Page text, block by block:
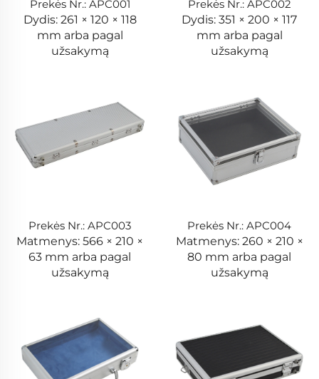
Prekės Nr.: APC001
Dydis: 261 × 120 × 118
mm arba pagal
užsakymą
Prekės Nr.: APC002
Dydis: 351 × 200 × 117
mm arba pagal
užsakymą
Prekės Nr.: APC003
Matmenys: 566 × 210 ×
63 mm arba pagal
užsakymą
Prekės Nr.: APC004
Matmenys: 260 × 210 ×
80 mm arba pagal
užsakymą